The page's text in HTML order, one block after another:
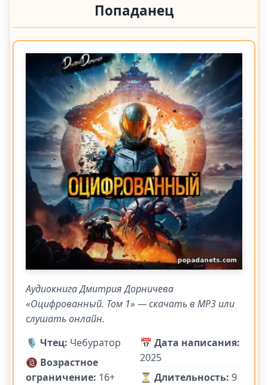
Попаданец
Аудиокнига Дмитрия Дорничева
«Оцифрованный. Том 1» — скачать в MP3 или
слушать онлайн.
🎙️ Чтец: Чебуратор
🔞 Возрастное
ограничение: 16+
📅 Дата написания:
2025
⏳ Длительность: 9